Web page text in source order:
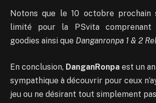
Notons que le 10 octobre prochain
limité pour la PSvita comprenant
goodies ainsi que Danganronpa 1 & 2
En conclusion, DanganRonpa est un
sympathique à découvrir pour ceux
jeu ou ne désirant tout simplement